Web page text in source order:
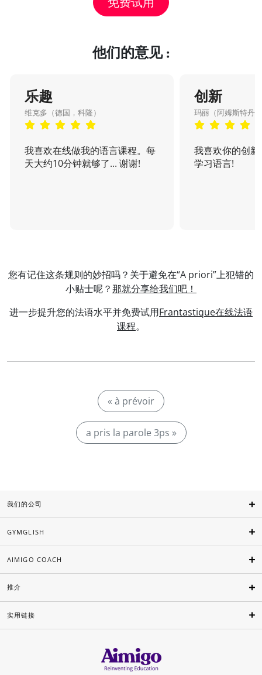
他们的意见 :
乐趣
维克多（德国，科隆）
我喜欢在线做我的语言课程。每
天大约10分钟就够了... 谢谢!
创新
玛丽（阿姆斯特丹
我喜欢你的创
学习语言!
您有记住这条规则的妙招吗？关于避免在“A priori”上犯错的
小贴士呢？那就分享给我们吧！
进一步提升您的法语水平并免费试用Frantastique在线法语
课程。
« à prévoir
a pris la parole 3ps »
我们的公司
GYMGLISH
AIMIGO COACH
推介
实用链接